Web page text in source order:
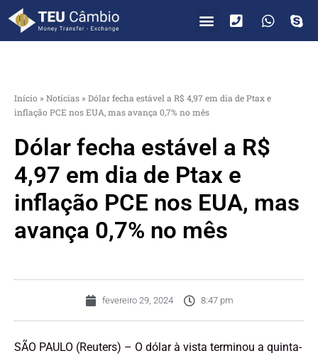
Início » Notícias » Dólar fecha estável a R$ 4,97 em dia de Ptax e
inflação PCE nos EUA, mas avança 0,7% no mês
Dólar fecha estável a R$
4,97 em dia de Ptax e
inflação PCE nos EUA, mas
avança 0,7% no mês
fevereiro 29, 2024 8:47 pm
SÃO PAULO (Reuters) – O dólar à vista terminou a quinta-